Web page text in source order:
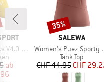
High
Preis
ab
MARKE
SALEWA
Artikel
Women's Puez Sporty Dry Tank
Produktgruppe
Tank Top
Preis
CHF 44.95 CHF
Rabatt
35%